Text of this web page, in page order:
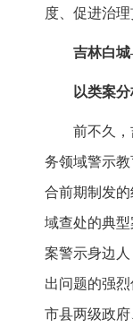
度、促进治
吉林白
以类案
前不久
务领域警示
合前期制发
域查处的典
案警示身边
出问题的强
市县两级政